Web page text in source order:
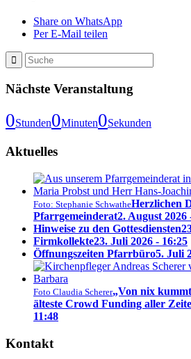
Share on WhatsApp
Per E-Mail teilen
Nächste Veranstaltung
0Stunden0Minuten0Sekunden
Aktuelles
Foto: Stephanie SchwatheHerzlichen
Pfarrgemeinderat2. August 2026
Hinweise zu den Gottesdiensten
Firmkollekte23. Juli 2026 - 16:25
Öffnungszeiten Pfarrbüro5. Juli
Foto Claudia Scherer„Von nix
älteste Crowd Funding aller
11:48
Kontakt